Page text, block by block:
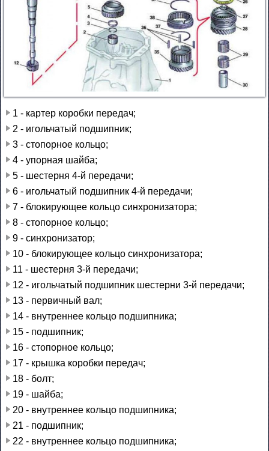
1 - картер коробки передач;
2 - игольчатый подшипник;
3 - стопорное кольцо;
4 - упорная шайба;
5 - шестерня 4-й передачи;
6 - игольчатый подшипник 4-й передачи;
7 - блокирующее кольцо синхронизатора;
8 - стопорное кольцо;
9 - синхронизатор;
10 - блокирующее кольцо синхронизатора;
11 - шестерня 3-й передачи;
12 - игольчатый подшипник шестерни 3-й передачи;
13 - первичный вал;
14 - внутреннее кольцо подшипника;
15 - подшипник;
16 - стопорное кольцо;
17 - крышка коробки передач;
18 - болт;
19 - шайба;
20 - внутреннее кольцо подшипника;
21 - подшипник;
22 - внутреннее кольцо подшипника;